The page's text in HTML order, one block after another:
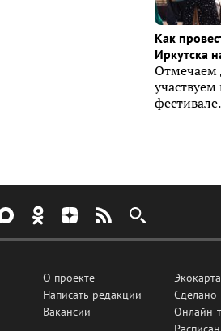
Как
Иркутска
Отмечаем
фестивале.
О проекте
Написать редакции
Вакансии
Экокарта
Сделано
Онлайн-